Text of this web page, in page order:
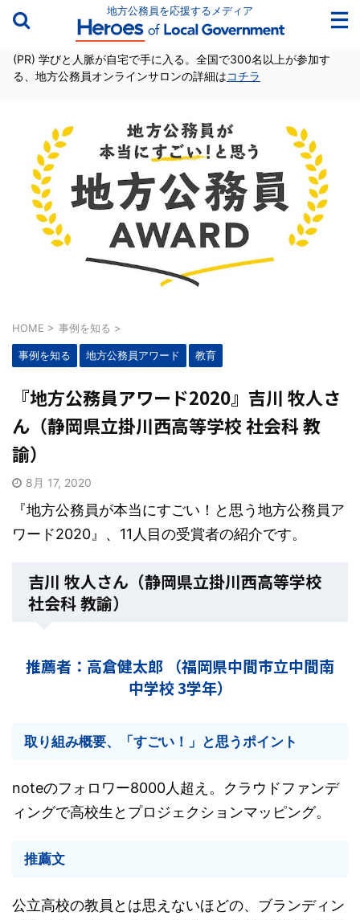
地方公務員を応援するメディア
(PR) 学びと人脈が自宅で手に入る。全国で300名以上が参加す
る、地方公務員オンラインサロンの詳細はコチラ
HOME > 事例を知る >
事例を知る 地方公務員アワード 教育
『地方公務員アワード2020』吉川 牧人さ
ん（静岡県立掛川西高等学校 社会科 教
諭）
8月 17, 2020
『地方公務員が本当にすごい！と思う地方公務員ア
ワード2020』、11人目の受賞者の紹介です。
吉川 牧人さん（静岡県立掛川西高等学校
社会科 教諭）
推薦者：高倉健太郎 （福岡県中間市立中間南
中学校 3学年）
取り組み概要、「すごい！」と思うポイント
noteのフォロワー8000人超え。クラウドファンデ
ィングで高校生とプロジェクションマッピング。
推薦文
公立高校の教員とは思えないほどの、ブランディン